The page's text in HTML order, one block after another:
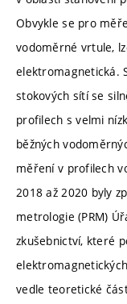
Obvykle se pro
vodoměrné vrtule,
elektromagnetická.
stokových sítí se
profilech s velmi
běžných
měření v profilech
2018 až 2020 byly
metrologie (PRM)
zkušebnictví, které
vedle teoretické